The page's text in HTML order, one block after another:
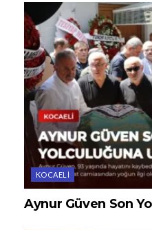
KOCAELI
Aynur Güven Son